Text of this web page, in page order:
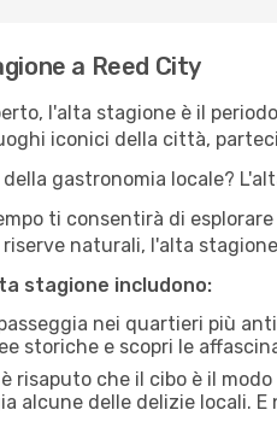
a Reed City
l'alta stagione è il
iconici della città,
gastronomia locale?
ti consentirà di
naturali, l'alta
stagione includono:
nei quartieri più
storiche e scopri le
è risaputo che il cibo è il
alcune delle delizie locali.